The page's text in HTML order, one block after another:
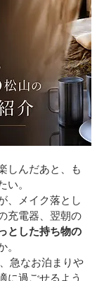
しんだあと、も
い。
、メイク落とし
充電器、翌朝の
とした持ち物の
。
急なお泊まりや
に過ごせるよう